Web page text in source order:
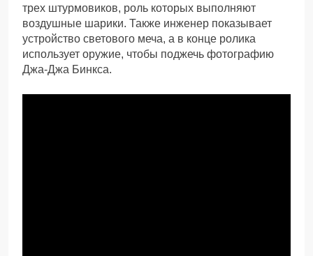
трех штурмовиков, роль которых выполняют
воздушные шарики. Также инженер показывает
устройство светового меча, а в конце ролика
использует оружие, чтобы поджечь фотографию
Джа-Джа Бинкса.